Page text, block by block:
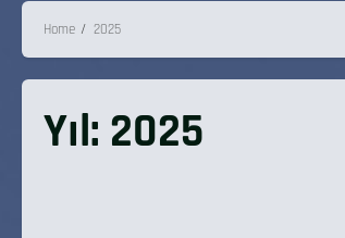
Home 2025
Yıl: 2025